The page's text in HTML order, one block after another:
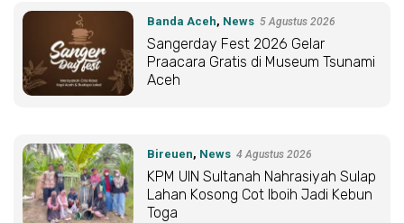
Banda Aceh, News 5 Agustus 2026
Sangerday Fest 2026 Gelar
Praacara Gratis di Museum Tsunami
Aceh
Bireuen, News 4 Agustus 2026
KPM UIN Sultanah Nahrasiyah Sulap
Lahan Kosong Cot Iboih Jadi Kebun
Toga